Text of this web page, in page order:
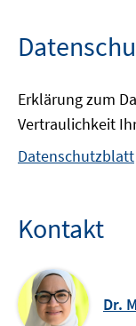
Erklärung zum
Vertraulichkeit
Datenschutzblatt
Kontakt
Dr.